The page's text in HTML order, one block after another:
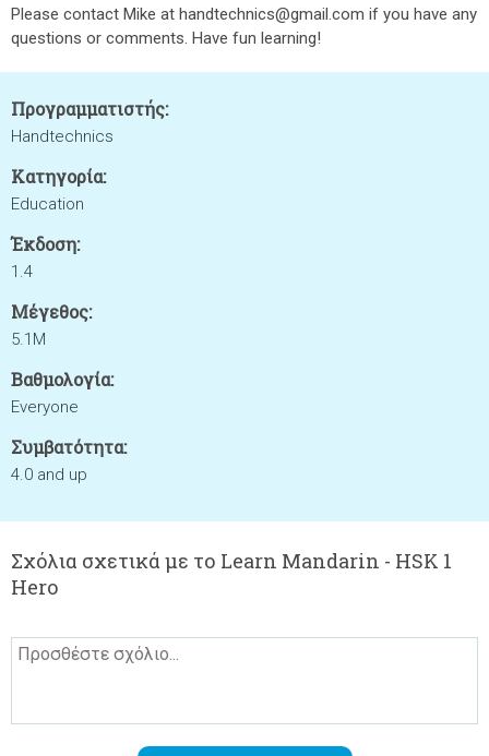
Please contact Mike at handtechnics@gmail.com if you have any
questions or comments. Have fun learning!
Προγραμματιστής:
Handtechnics
Κατηγορία:
Education
Έκδοση:
1.4
Μέγεθος:
5.1M
Βαθμολογία:
Everyone
Συμβατότητα:
4.0 and up
Σχόλια σχετικά με το Learn Mandarin - HSK 1
Hero